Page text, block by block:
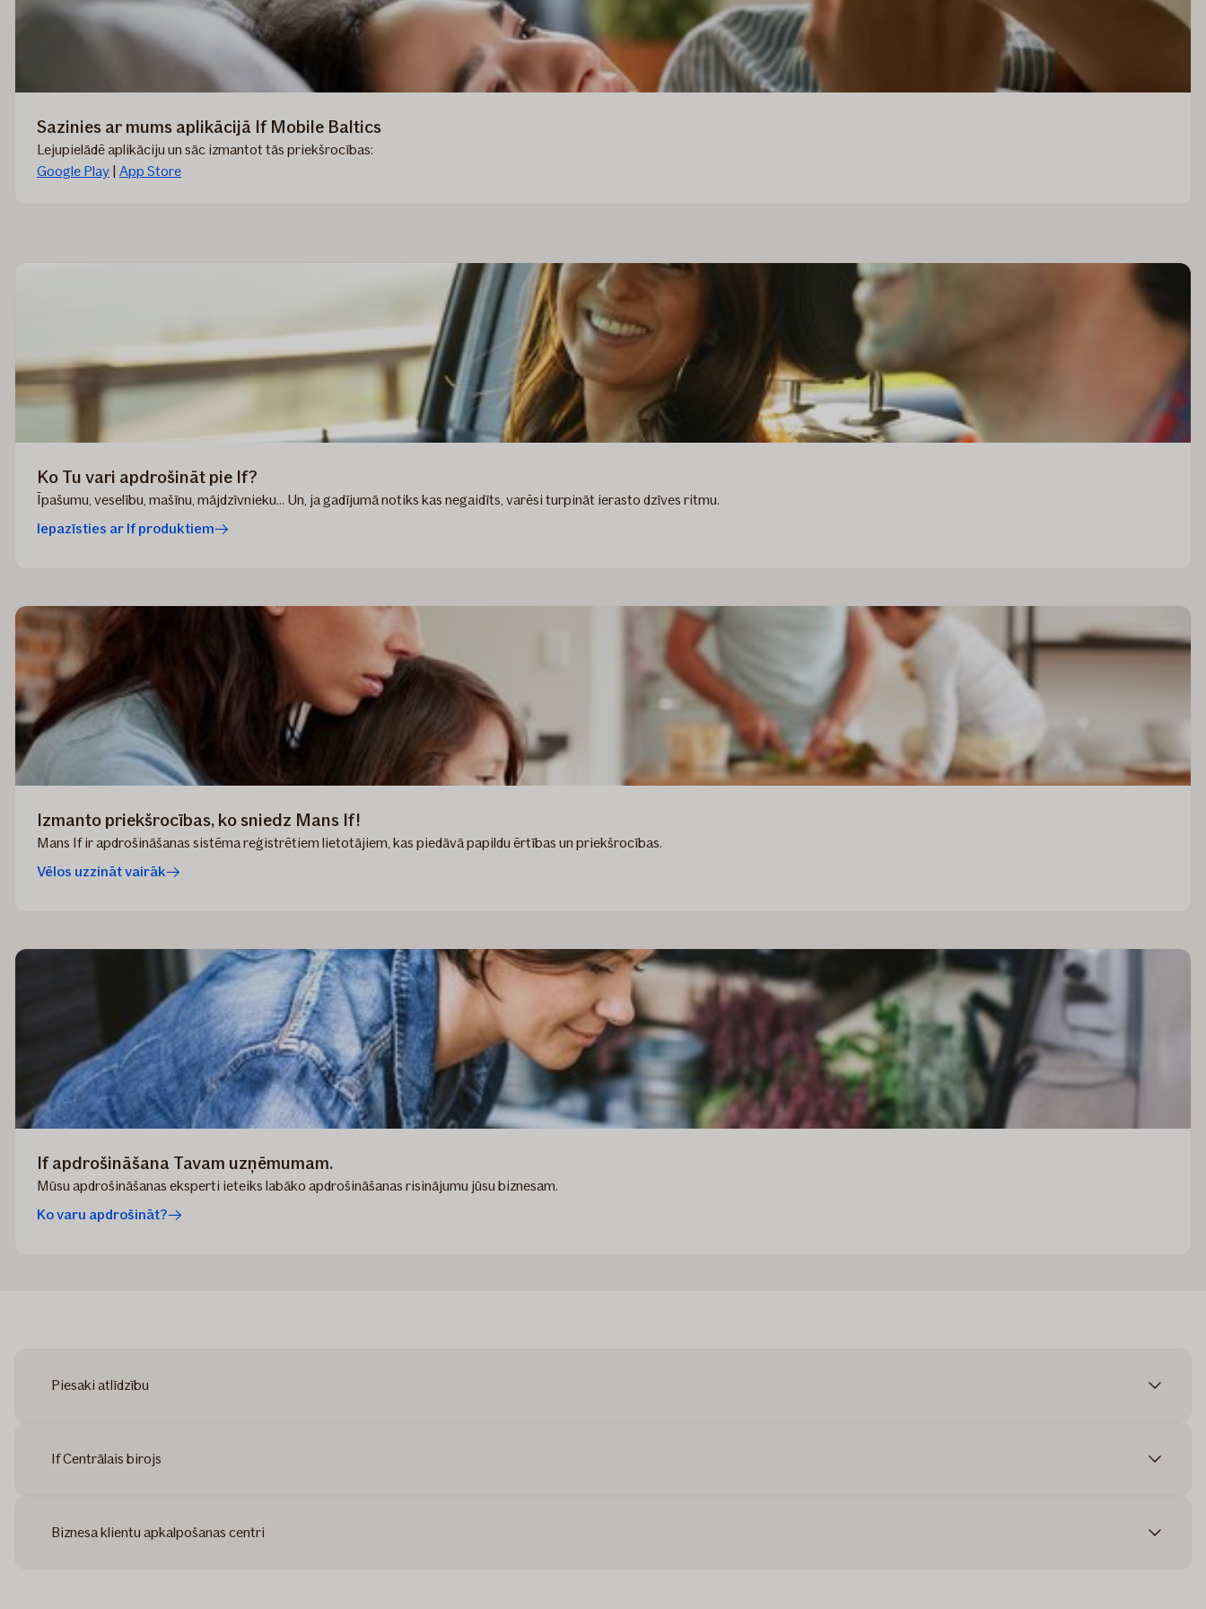
Sazinies ar mums aplikācijā If Mobile Baltics
Lejupielādē aplikāciju un sāc izmantot tās priekšrocības:
Google Play App Store
Ko Tu vari apdrošināt pie If?
Īpašumu, veselību, mašīnu, mājdzīvnieku... Un, ja gadījumā notiks kas negaidīts, varēsi turpināt ierasto dzīves ritmu.
Iepazīsties ar If produktiem
Izmanto priekšrocības, ko sniedz Mans If!
Mans If ir apdrošināšanas sistēma reģistrētiem lietotājiem, kas piedāvā papildu ērtības un priekšrocības.
Vēlos uzzināt vairāk
If apdrošināšana Tavam uzņēmumam.
Mūsu apdrošināšanas eksperti ieteiks labāko apdrošināšanas risinājumu jūsu biznesam.
Ko varu apdrošināt?
Piesaki atlīdzību
If Centrālais birojs
Biznesa klientu apkalpošanas centri